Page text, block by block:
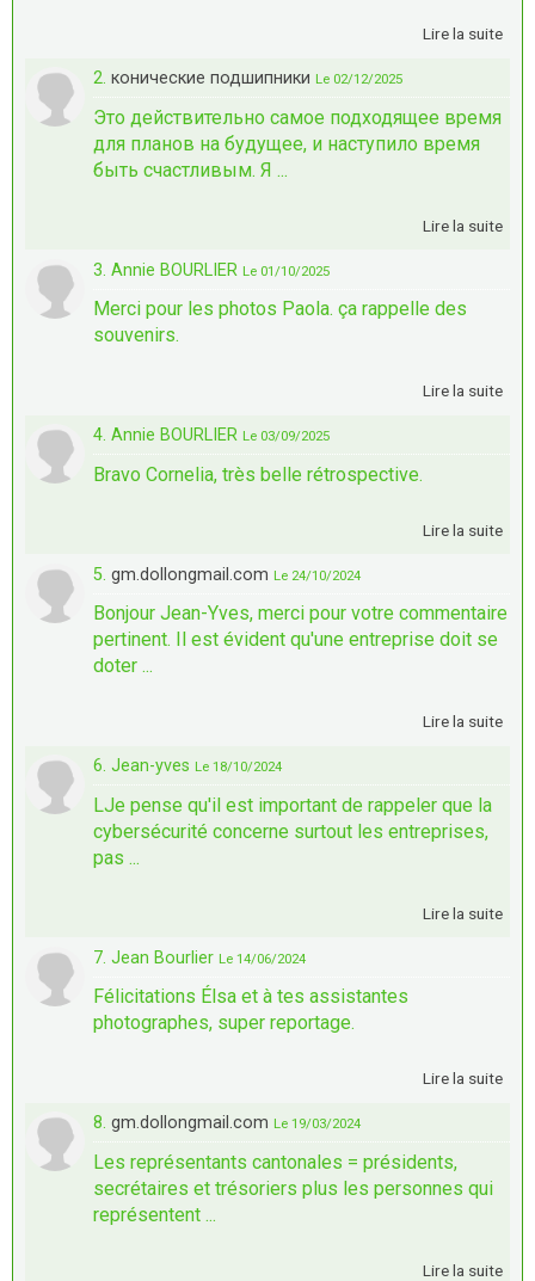
Lire la suite
2. конические подшипники Le 02/12/2025
Это действительно самое подходящее время
для планов на будущее, и наступило время
быть счастливым. Я ...
Lire la suite
3. Annie BOURLIER Le 01/10/2025
Merci pour les photos Paola. ça rappelle des
souvenirs.
Lire la suite
4. Annie BOURLIER Le 03/09/2025
Bravo Cornelia, très belle rétrospective.
Lire la suite
5. gm.dollongmail.com Le 24/10/2024
Bonjour Jean-Yves, merci pour votre commentaire
pertinent. Il est évident qu'une entreprise doit se
doter ...
Lire la suite
6. Jean-yves Le 18/10/2024
LJe pense qu'il est important de rappeler que la
cybersécurité concerne surtout les entreprises,
pas ...
Lire la suite
7. Jean Bourlier Le 14/06/2024
Félicitations Élsa et à tes assistantes
photographes, super reportage.
Lire la suite
8. gm.dollongmail.com Le 19/03/2024
Les représentants cantonales = présidents,
secrétaires et trésoriers plus les personnes qui
représentent ...
Lire la suite